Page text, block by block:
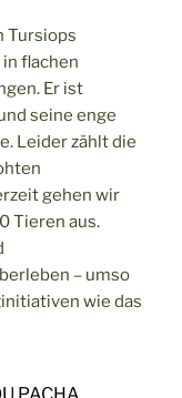
Tursiops
flachen
Er ist
seine enge
Leider zählt die
gehen wir
Tieren aus.
– umso
wie das